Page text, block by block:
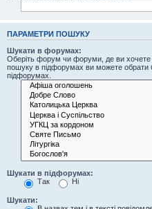
ПАРАМЕТРИ ПОШУКУ
Шукати в форумах:
Оберіть форум чи форуми, де ви хочете
пошуку в підфорумах ви можете обрати
підфорумах.
Шукати в підфорумах:
Так
Ні
Шукати: